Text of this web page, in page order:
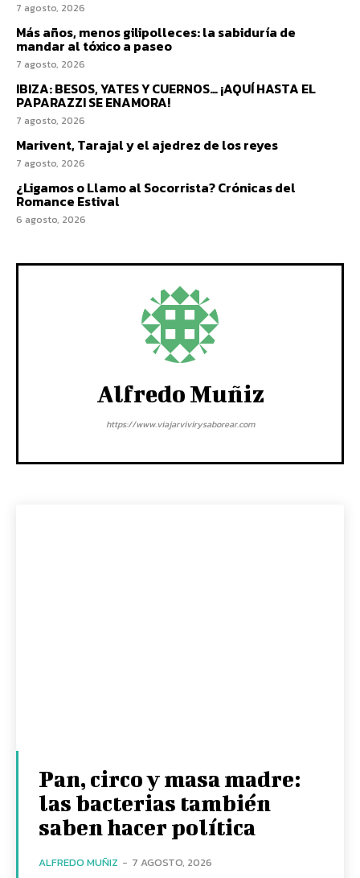
7 agosto, 2026
Más años, menos gilipolleces: la sabiduría de
mandar al tóxico a paseo
7 agosto, 2026
IBIZA: BESOS, YATES Y CUERNOS… ¡AQUÍ HASTA EL
PAPARAZZI SE ENAMORA!
7 agosto, 2026
Marivent, Tarajal y el ajedrez de los reyes
7 agosto, 2026
¿Ligamos o Llamo al Socorrista? Crónicas del
Romance Estival
6 agosto, 2026
Alfredo Muñiz
https://www.viajarvivirysaborear.com
Pan, circo y masa madre:
las bacterias también
saben hacer política
ALFREDO MUÑIZ - 7 AGOSTO, 2026